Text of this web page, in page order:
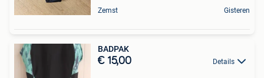
Zemst Gisteren
BADPAK
€ 15,00 Details